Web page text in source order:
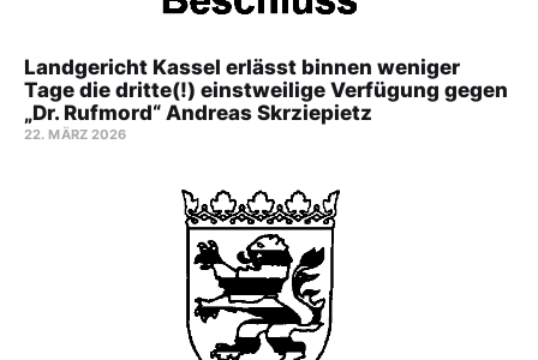
Landgericht Kassel erlässt binnen weniger
Tage die dritte(!) einstweilige Verfügung gegen
„Dr. Rufmord“ Andreas Skrziepietz
22. MÄRZ 2026